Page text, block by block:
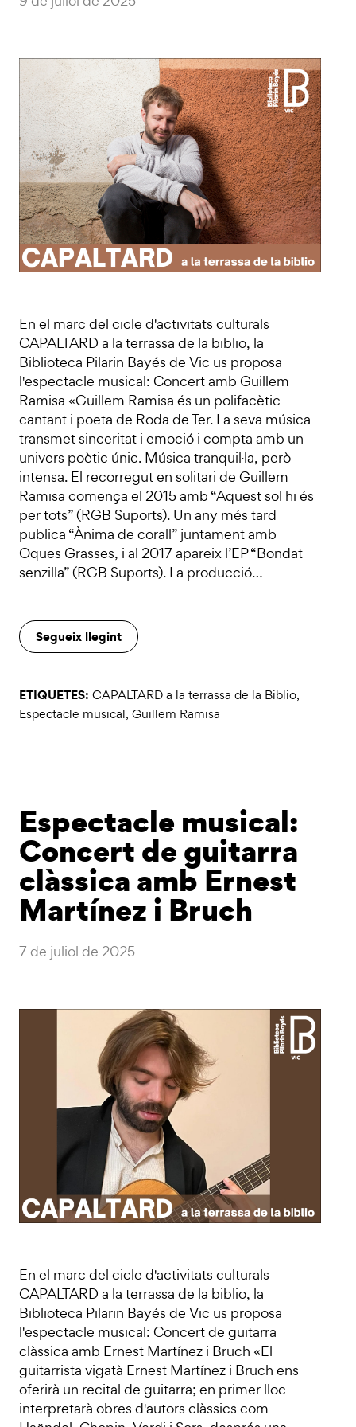
En el marc del cicle d'activitats culturals
CAPALTARD a la terrassa de la biblio, la
Biblioteca Pilarin Bayés de Vic us proposa
l'espectacle musical: Concert amb Guillem
Ramisa «Guillem Ramisa és un polifacètic
cantant i poeta de Roda de Ter. La seva música
transmet sinceritat i emoció i compta amb un
univers poètic únic. Música tranquil·la, però
intensa. El recorregut en solitari de Guillem
Ramisa comença el 2015 amb “Aquest sol hi és
per tots” (RGB Suports). Un any més tard
publica “Ànima de corall” juntament amb
Oques Grasses, i al 2017 apareix l’EP “Bondat
senzilla” (RGB Suports). La producció…
Segueix llegint
ETIQUETES: CAPALTARD a la terrassa de la Biblio,
Espectacle musical, Guillem Ramisa
Espectacle musical:
Concert de guitarra
clàssica amb Ernest
Martínez i Bruch
7 de juliol de 2025
En el marc del cicle d'activitats culturals
CAPALTARD a la terrassa de la biblio, la
Biblioteca Pilarin Bayés de Vic us proposa
l'espectacle musical: Concert de guitarra
clàssica amb Ernest Martínez i Bruch «El
guitarrista vigatà Ernest Martínez i Bruch ens
oferirà un recital de guitarra; en primer lloc
interpretarà obres d'autors clàssics com